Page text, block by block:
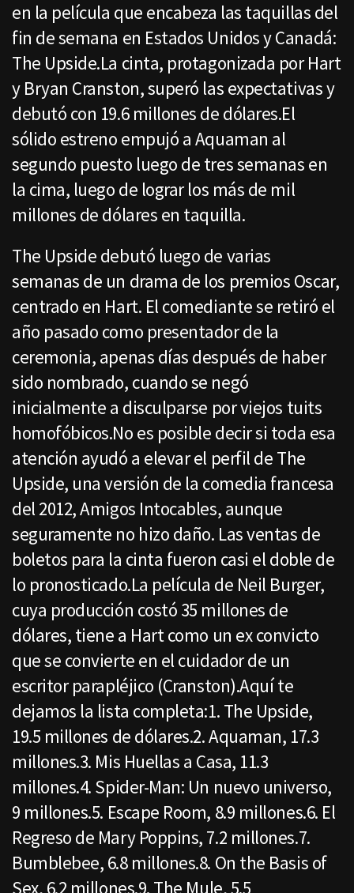
en la película que encabeza las taquillas del
fin de semana en Estados Unidos y Canadá:
The Upside.La cinta, protagonizada por Hart
y Bryan Cranston, superó las expectativas y
debutó con 19.6 millones de dólares.El
sólido estreno empujó a Aquaman al
segundo puesto luego de tres semanas en
la cima, luego de lograr los más de mil
millones de dólares en taquilla.
The Upside debutó luego de varias
semanas de un drama de los premios Oscar,
centrado en Hart. El comediante se retiró el
año pasado como presentador de la
ceremonia, apenas días después de haber
sido nombrado, cuando se negó
inicialmente a disculparse por viejos tuits
homofóbicos.No es posible decir si toda esa
atención ayudó a elevar el perfil de The
Upside, una versión de la comedia francesa
del 2012, Amigos Intocables, aunque
seguramente no hizo daño. Las ventas de
boletos para la cinta fueron casi el doble de
lo pronosticado.La película de Neil Burger,
cuya producción costó 35 millones de
dólares, tiene a Hart como un ex convicto
que se convierte en el cuidador de un
escritor parapléjico (Cranston).Aquí te
dejamos la lista completa:1. The Upside,
19.5 millones de dólares.2. Aquaman, 17.3
millones.3. Mis Huellas a Casa, 11.3
millones.4. Spider-Man: Un nuevo universo,
9 millones.5. Escape Room, 8.9 millones.6. El
Regreso de Mary Poppins, 7.2 millones.7.
Bumblebee, 6.8 millones.8. On the Basis of
Sex, 6.2 millones.9. The Mule, 5.5